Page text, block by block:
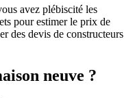
avez plébiscité les
pour estimer le prix de
des devis de constructeurs
neuve ?